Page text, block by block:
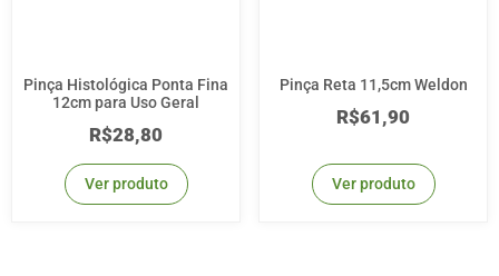
Pinça Histológica Ponta Fina
12cm para Uso Geral
R$28,80
Ver produto
Pinça Reta 11,5cm Weldon
R$61,90
Ver produto